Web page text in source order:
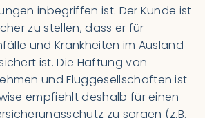
inbegriffen ist. Der Kunde ist
zu stellen, dass er für
und Krankheiten im Ausland
ist. Die Haftung von
und Fluggesellschaften ist
empfiehlt deshalb für einen
zu sorgen (z.B.